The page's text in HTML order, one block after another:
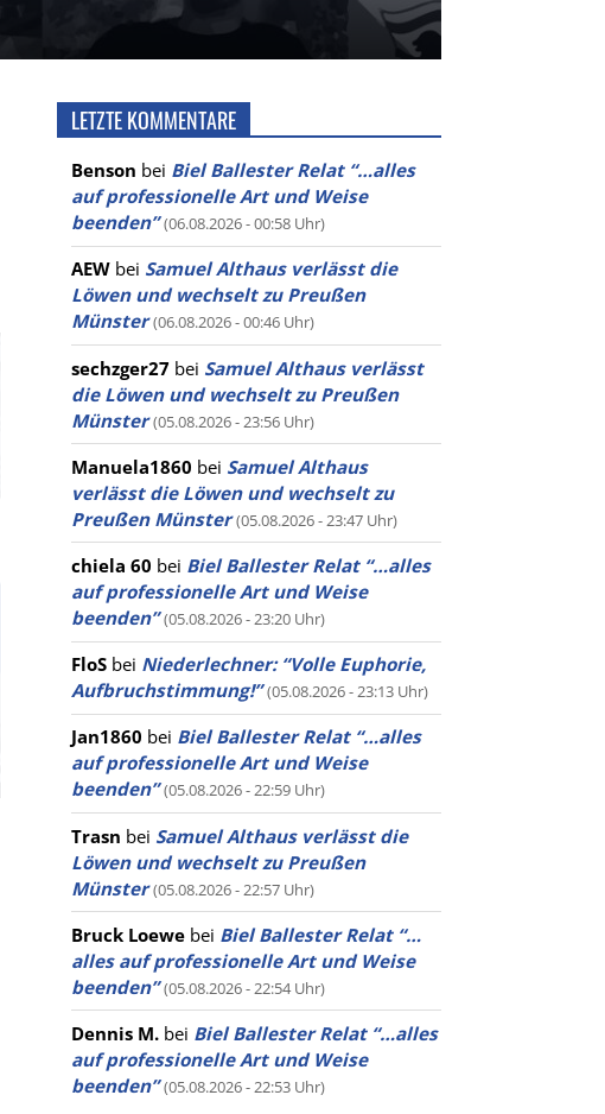
LETZTE KOMMENTARE
Benson bei Biel Ballester Relat “…alles
auf professionelle Art und Weise
beenden” (06.08.2026 - 00:58 Uhr)
AEW bei Samuel Althaus verlässt die
Löwen und wechselt zu Preußen
Münster (06.08.2026 - 00:46 Uhr)
sechzger27 bei Samuel Althaus verlässt
die Löwen und wechselt zu Preußen
Münster (05.08.2026 - 23:56 Uhr)
Manuela1860 bei Samuel Althaus
verlässt die Löwen und wechselt zu
Preußen Münster (05.08.2026 - 23:47 Uhr)
chiela 60 bei Biel Ballester Relat “…alles
auf professionelle Art und Weise
beenden” (05.08.2026 - 23:20 Uhr)
FloS bei Niederlechner: “Volle Euphorie,
Aufbruchstimmung!” (05.08.2026 - 23:13 Uhr)
Jan1860 bei Biel Ballester Relat “…alles
auf professionelle Art und Weise
beenden” (05.08.2026 - 22:59 Uhr)
Trasn bei Samuel Althaus verlässt die
Löwen und wechselt zu Preußen
Münster (05.08.2026 - 22:57 Uhr)
Bruck Loewe bei Biel Ballester Relat “…
alles auf professionelle Art und Weise
beenden” (05.08.2026 - 22:54 Uhr)
Dennis M. bei Biel Ballester Relat “…alles
auf professionelle Art und Weise
beenden” (05.08.2026 - 22:53 Uhr)